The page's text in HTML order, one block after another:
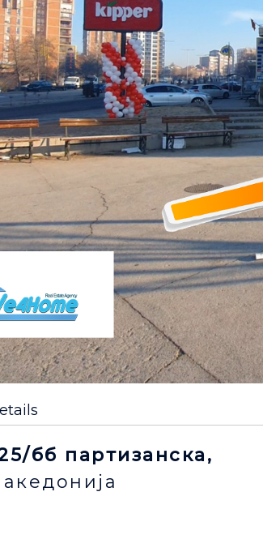
бб партизанска,